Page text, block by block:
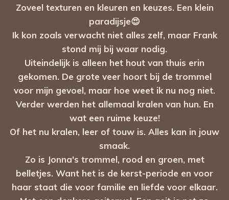
Zoveel texturen en kleuren en keuzes. Een klein
paradijsje😍
Ik kon zoals verwacht niet alles zelf, maar Frank
stond mij bij waar nodig.
Uiteindelijk is alleen het hout van thuis erin
gekomen. De grote veer hoort bij de trommel
voor mijn gevoel, maar hoe weet ik nu nog niet.
Verder werden het allemaal kralen van hun. En
wat een ruime keuze!
Of het nu kralen, leer of touw is. Alles kan in jouw
smaak.
Zo is Jonna's trommel, rood en groen, met
belletjes. Want het is de kerst-periode en voor
haar staat die voor familie en liefde voor elkaar.